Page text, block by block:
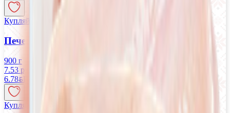
Купляйце Беларускае
Печень ЦБ «Ганна» охлажденная
900 г
7.53 руб/кг
6.78BYN
Купляйце Беларускае